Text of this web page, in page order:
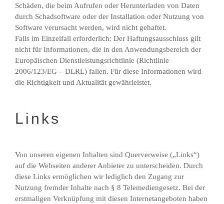
Schäden, die beim Aufrufen oder Herunterladen von Daten
durch Schadsoftware oder der Installation oder Nutzung von
Software verursacht werden, wird nicht gehaftet.
Falls im Einzelfall erforderlich: Der Haftungsausschluss gilt
nicht für Informationen, die in den Anwendungsbereich der
Europäischen Dienstleistungsrichtlinie (Richtlinie
2006/123/EG – DLRL) fallen. Für diese Informationen wird
die Richtigkeit und Aktualität gewährleistet.
Links
Von unseren eigenen Inhalten sind Querverweise („Links“)
auf die Webseiten anderer Anbieter zu unterscheiden. Durch
diese Links ermöglichen wir lediglich den Zugang zur
Nutzung fremder Inhalte nach § 8 Telemediengesetz. Bei der
erstmaligen Verknüpfung mit diesen Internetangeboten haben